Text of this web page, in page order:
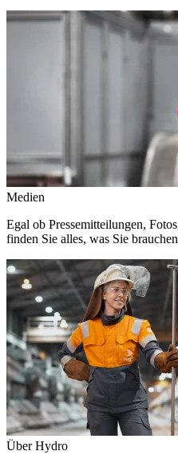
Medien
Egal ob Pressemitteilungen,
finden Sie alles, was Sie
Über Hydro